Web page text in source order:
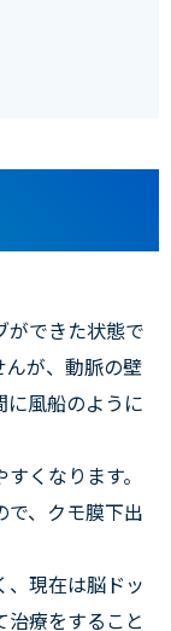
ができた状態で
んが、動脈の壁
に風船のように
くなります。
で、クモ膜下出
現在は脳ドッ
療をすること